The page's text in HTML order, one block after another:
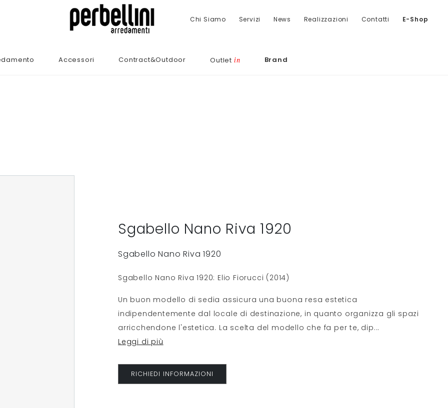
Chi Siamo Servizi News Realizzazioni Contatti E-Shop
Accessori Contract&Outdoor Outlet in Brand
Sgabello Nano Riva 1920
Sgabello Nano Riva 1920
Sgabello Nano Riva 1920: Elio Fiorucci (2014)
Un buon modello di sedia assicura una buona resa estetica
indipendentemente dal locale di destinazione, in quanto organizza gli spazi
arricchendone l'estetica. La scelta del modello che fa per te, dip...
Leggi di più
RICHIEDI INFORMAZIONI